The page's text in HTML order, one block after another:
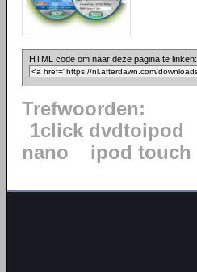
HTML code om naar deze pagina te linken:
Trefwoorden:
1click dvdtoipod
nano
ipod touch